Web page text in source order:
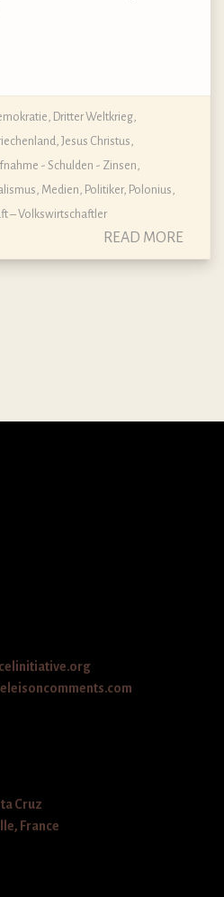
Dritter Weltkrieg
Jesus Christus
- Schulden - Zinsen
Medien Politiker, Polonius
– Volkswirtschaftler
READ MORE
Cruz
France